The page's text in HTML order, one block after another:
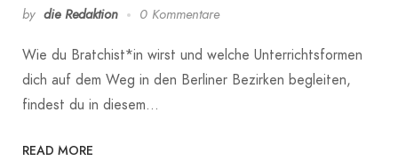
by die Redaktion 0 Kommentare
Wie du Bratchist*in wirst und welche Unterrichtsformen
dich auf dem Weg in den Berliner Bezirken begleiten,
findest du in diesem…
READ MORE